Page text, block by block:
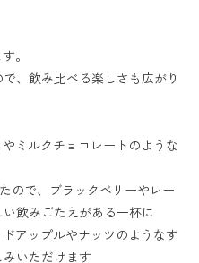
。
、飲み比べる楽しさも広がり
ミルクチョコレートのような
ので、ブラックベリーやレー
飲みごたえがある一杯に
アップルやナッツのようなす
いただけます